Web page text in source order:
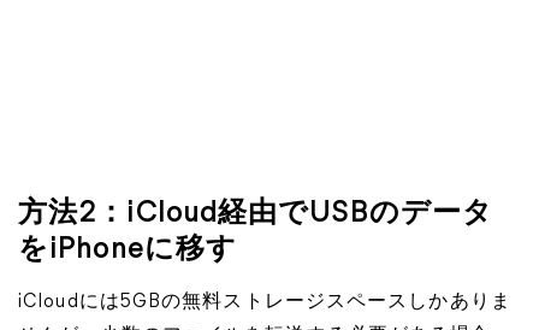
方法2：iCloud経由でUSBのデータ
をiPhoneに移す
iCloudには5GBの無料ストレージスペースしかありま